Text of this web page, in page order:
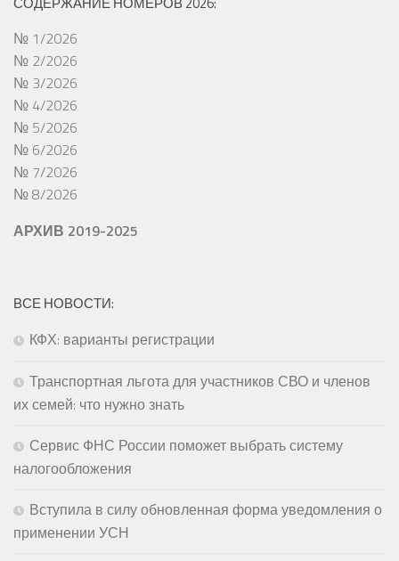
№ 1/2026
№ 2/2026
№ 3/2026
№ 4/2026
№ 5/2026
№ 6/2026
№ 7/2026
№ 8/2026
АРХИВ 2019-2025
ВСЕ НОВОСТИ:
КФХ: варианты регистрации
Транспортная льгота для участников СВО и членов
их семей: что нужно знать
Сервис ФНС России поможет выбрать систему
налогообложения
Вступила в силу обновленная форма уведомления о
применении УСН